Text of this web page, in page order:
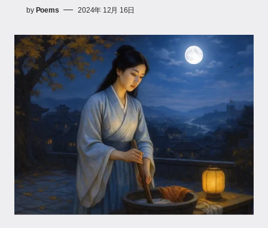
by Poems 2024年 12月 16日